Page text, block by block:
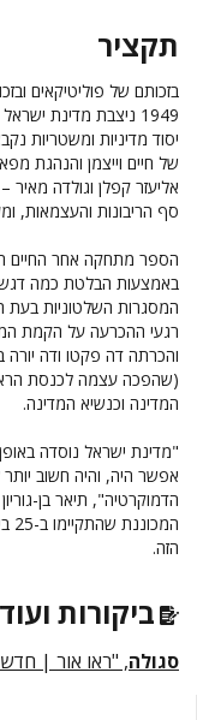
תקציר
1949 ניצבת מדינת
יסוד מדיניות ומשטריות
של חיים וייצמן והנהגת
אליעזר קפלן וגולדה מאיר
סף הריבונות והעצמאות,
הספר מתחקה אחר החיים
באמצעות הבלטת כמה
המסגרות השלטוניות בעת
רגעי ההכרעה על הקמת
והכרתה דה פקטו ודה
(שהפכה עצמה לכנסת
המדינה וכנשיא המדינה.
"מדינת ישראל נוסדה באופן
אפשר היה, והיה חשוב
הדמוקרטיה", תיאר בן-
הזה.
ביקורות ועוד
סגולה, "ראו אור | חדש